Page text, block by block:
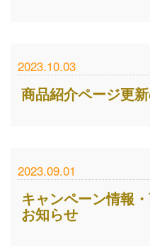
2023.10.03
商品紹介ページ更
2023.09.01
キャンペーン情報
お知らせ